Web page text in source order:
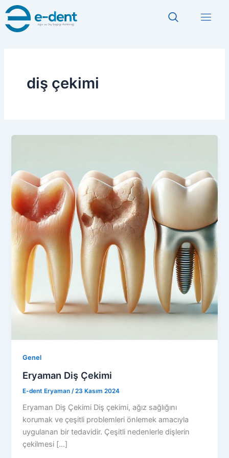
İçeriğe
atla
diş çekimi
Genel
Eryaman Diş Çekimi
E-dent Eryaman /23 Kasım 2024
Eryaman Diş Çekimi Diş çekimi, ağız sağlığını
korumak ve çeşitli problemleri önlemek amacıyla
uygulanan bir tedavidir. Çeşitli nedenlerle dişlerin
çekilmesi […]